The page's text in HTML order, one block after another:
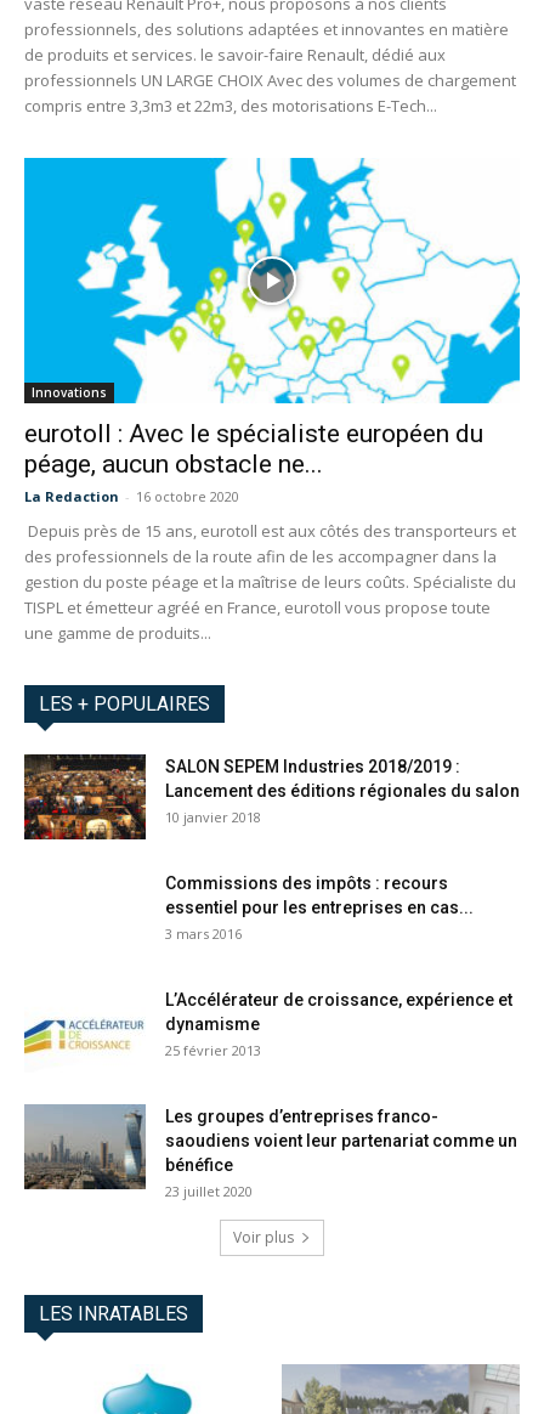
professionnels, des solutions adaptées et innovantes en matière
de produits et services. le savoir-faire Renault, dédié aux
professionnels UN LARGE CHOIX Avec des volumes de chargement
compris entre 3,3m3 et 22m3, des motorisations E-Tech...
Innovations
eurotoll : Avec le spécialiste européen du
péage, aucun obstacle ne...
La Redaction - 16 octobre 2020
Depuis près de 15 ans, eurotoll est aux côtés des transporteurs et
des professionnels de la route afin de les accompagner dans la
gestion du poste péage et la maîtrise de leurs coûts. Spécialiste du
TISPL et émetteur agréé en France, eurotoll vous propose toute
une gamme de produits...
LES + POPULAIRES
SALON SEPEM Industries 2018/2019 :
Lancement des éditions régionales du salon
10 janvier 2018
Commissions des impôts : recours
essentiel pour les entreprises en cas...
3 mars 2016
L’Accélérateur de croissance, expérience et
dynamisme
25 février 2013
Les groupes d’entreprises franco-
saoudiens voient leur partenariat comme un
bénéfice
23 juillet 2020
Voir plus
LES INRATABLES